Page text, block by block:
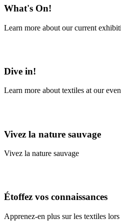
What's On!
Learn more about our current
Dive in!
Learn more about textiles at our
Vivez la nature sauvage
Vivez la nature sauvage
Étoffez vos connaissances
Apprenez-en plus sur les textiles